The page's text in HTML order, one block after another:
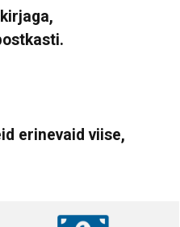
erinevaid viise,